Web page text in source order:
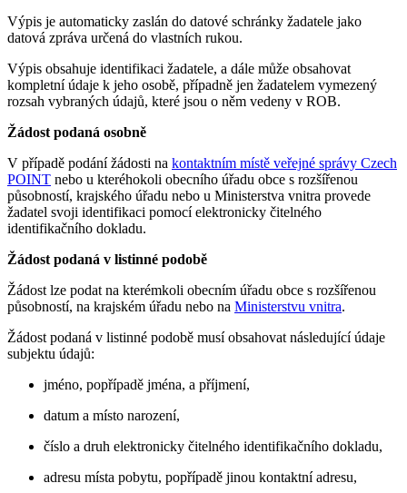
Výpis je automaticky zaslán do datové schránky žadatele jako
datová zpráva určená do vlastních rukou.
Výpis obsahuje identifikaci žadatele, a dále může obsahovat
kompletní údaje k jeho osobě, případně jen žadatelem vymezený
rozsah vybraných údajů, které jsou o něm vedeny v ROB.
Žádost podaná osobně
V případě podání žádosti na kontaktním místě veřejné správy Czech
POINT nebo u kteréhokoli obecního úřadu obce s rozšířenou
působností, krajského úřadu nebo u Ministerstva vnitra provede
žadatel svoji identifikaci pomocí elektronicky čitelného
identifikačního dokladu.
Žádost podaná v listinné podobě
Žádost lze podat na kterémkoli obecním úřadu obce s rozšířenou
působností, na krajském úřadu nebo na Ministerstvu vnitra.
Žádost podaná v listinné podobě musí obsahovat následující údaje
subjektu údajů:
jméno, popřípadě jména, a příjmení,
datum a místo narození,
číslo a druh elektronicky čitelného identifikačního dokladu,
adresu místa pobytu, popřípadě jinou kontaktní adresu,